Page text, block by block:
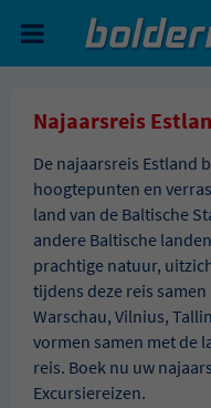
Najaarsreis
De najaarsreis Estland
hoogtepunten en
land van de Baltische
andere Baltische
prachtige natuur,
tijdens deze reis
Warschau, Vilnius,
vormen samen met de
reis. Boek nu uw
Excursiereizen.